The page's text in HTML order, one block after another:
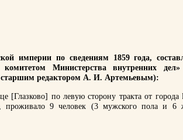
империи по сведениям 1859 года,
комитетом Министерства внутренних
старшим редактором А. И. Артемьевым):
[Глазково] по левую сторону тракта от города
проживало 9 человек (3 мужского пола и 6